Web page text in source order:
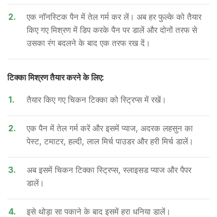
2.
एक नॉनस्टिक पैन में तेल गर्म कर लें। अब हर फुल्के को तैयार
किए गए मिश्रण में डिप करके पैन पर डालें और दोनों तरफ से
उसका रंग बदलने के बाद एक तरफ रख दें।
टिक्का मिश्रण तैयार करने के लिए:
1. तैयार किए गए चिकन टिक्का को स्ट्रिप्स में रखें।
2.
एक पैन में तेल गर्म करें और इसमें प्याज, अदरक लहसुन का
पेस्ट, टमाटर, हल्दी, लाल मिर्च पाउडर और हरी मिर्च डालें।
3.
अब इसमें चिकन टिक्का स्ट्रिप्स, स्लाइसड प्याज और पैपर
डालें।
4. इसे थोड़ा सा पकाने के बाद इसमें हरा धनिया डालें।